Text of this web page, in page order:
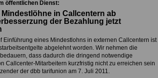
öffentlichen Dienst:
in Callcentern ab
der Bezahlung jetzt
Einführung eines Mindestlohns in externen Callcentern ist
abgelehnt worden. Wir nehmen die
dass dadurch die dringend notwendige
Callcenter-Mitarbeitern kurzfristig nicht zu erreichen sein
der dbb tarifunion am 7. Juli 2011.